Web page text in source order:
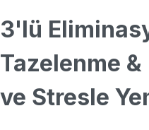
3'lü
Tazelenme &
ve Stresle